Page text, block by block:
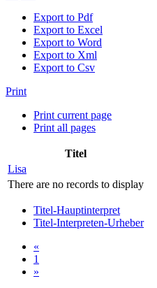
Export to Pdf
Export to Excel
Export to Word
Export to Xml
Export to Csv
Print
Print current page
Print all pages
Titel
Lisa
There are no records to display
Titel-Hauptinterpret
Titel-Interpreten-Urheber
«
1
»